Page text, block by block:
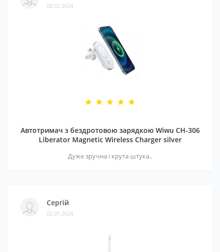
08.02.2024
Автотримач з бездротовою зарядкою Wiwu CH-306
Liberator Magnetic Wireless Charger silver
Дуже зручна і крута штука..
Сергій
02.01.2024